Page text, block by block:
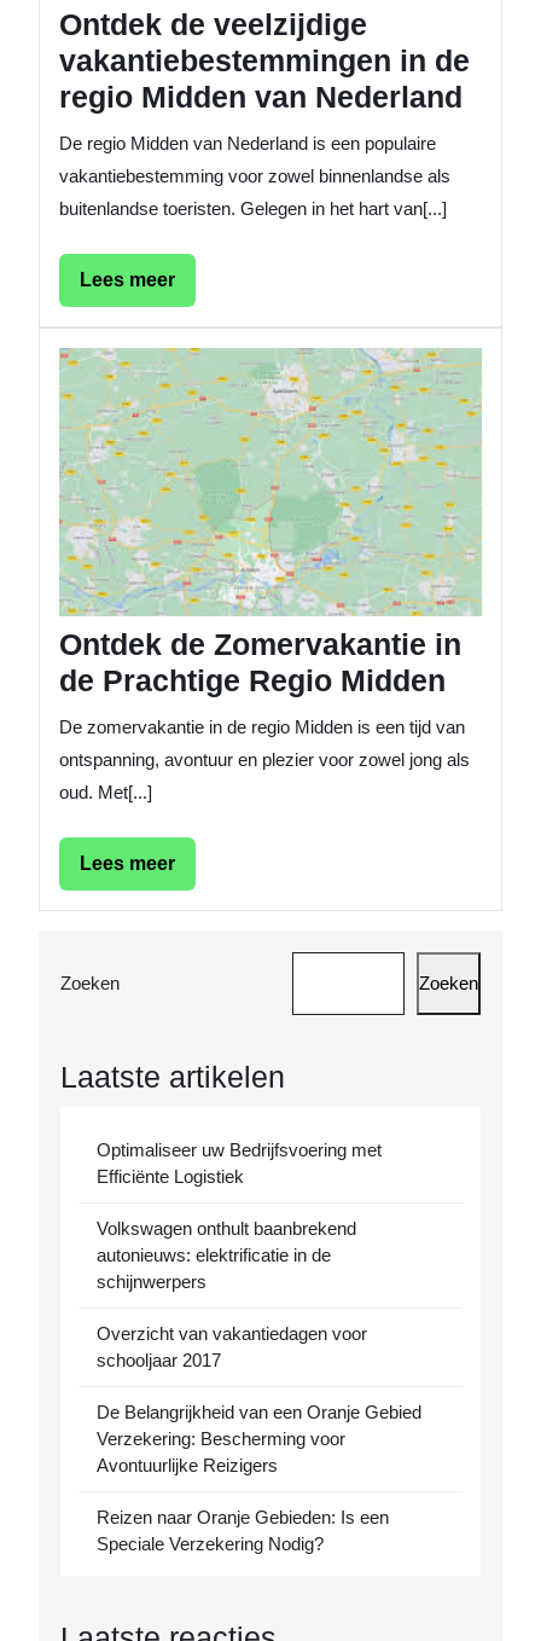
Ontdek de veelzijdige
vakantiebestemmingen in de
regio Midden van Nederland
De regio Midden van Nederland is een populaire
vakantiebestemming voor zowel binnenlandse als
buitenlandse toeristen. Gelegen in het hart van[...]
Lees meerLees
meer
Ontdek
in
Midden
Ontdek de Zomervakantie in
de Prachtige Regio Midden
De zomervakantie in de regio Midden is een tijd van
ontspanning, avontuur en plezier voor zowel jong als
oud. Met[...]
Lees meerLees
meer
Zoeken Zoeken
Laatste artikelen
Optimaliseer uw Bedrijfsvoering met
Efficiënte Logistiek
Volkswagen onthult baanbrekend
autonieuws: elektrificatie in de
schijnwerpers
Overzicht van vakantiedagen voor
schooljaar 2017
De Belangrijkheid van een Oranje Gebied
Verzekering: Bescherming voor
Avontuurlijke Reizigers
Reizen naar Oranje Gebieden: Is een
Speciale Verzekering Nodig?